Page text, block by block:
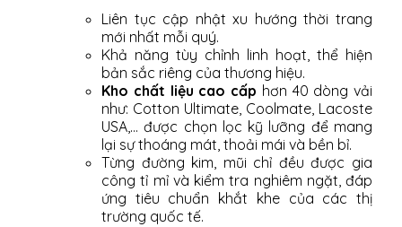
Liên tục cập nhật xu hướng thời trang
mới nhất mỗi quý.
Khả năng tùy chỉnh linh hoạt, thể hiện
bản sắc riêng của thương hiệu.
Kho chất liệu cao cấp hơn 40 dòng vải
như: Cotton Ultimate, Coolmate, Lacoste
USA,... được chọn lọc kỹ lưỡng để mang
lại sự thoáng mát, thoải mái và bền bỉ.
Từng đường kim, mũi chỉ đều được gia
công tỉ mỉ và kiểm tra nghiêm ngặt, đáp
ứng tiêu chuẩn khắt khe của các thị
trường quốc tế.